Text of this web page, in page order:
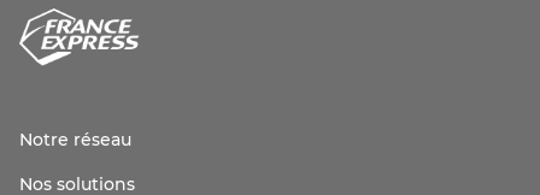
Notre réseau
Nos solutions